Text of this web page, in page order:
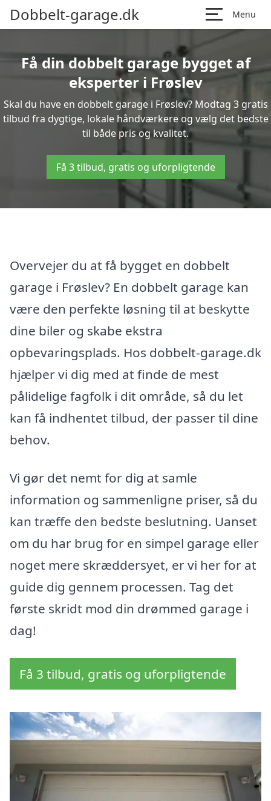
Dobbelt-garage.dk Menu
Få din dobbelt garage bygget af
eksperter i Frøslev
Skal du have en dobbelt garage i Frøslev? Modtag 3 gratis
tilbud fra dygtige, lokale håndværkere og vælg det bedste
til både pris og kvalitet.
Få 3 tilbud, gratis og uforpligtende
Overvejer du at få bygget en dobbelt
garage i Frøslev? En dobbelt garage kan
være den perfekte løsning til at beskytte
dine biler og skabe ekstra
opbevaringsplads. Hos dobbelt-garage.dk
hjælper vi dig med at finde de mest
pålidelige fagfolk i dit område, så du let
kan få indhentet tilbud, der passer til dine
behov.
Vi gør det nemt for dig at samle
information og sammenligne priser, så du
kan træffe den bedste beslutning. Uanset
om du har brug for en simpel garage eller
noget mere skræddersyet, er vi her for at
guide dig gennem processen. Tag det
første skridt mod din drømmed garage i
dag!
Få 3 tilbud, gratis og uforpligtende